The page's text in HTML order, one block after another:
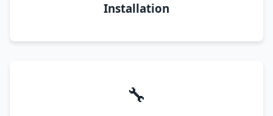
Installation
🔧